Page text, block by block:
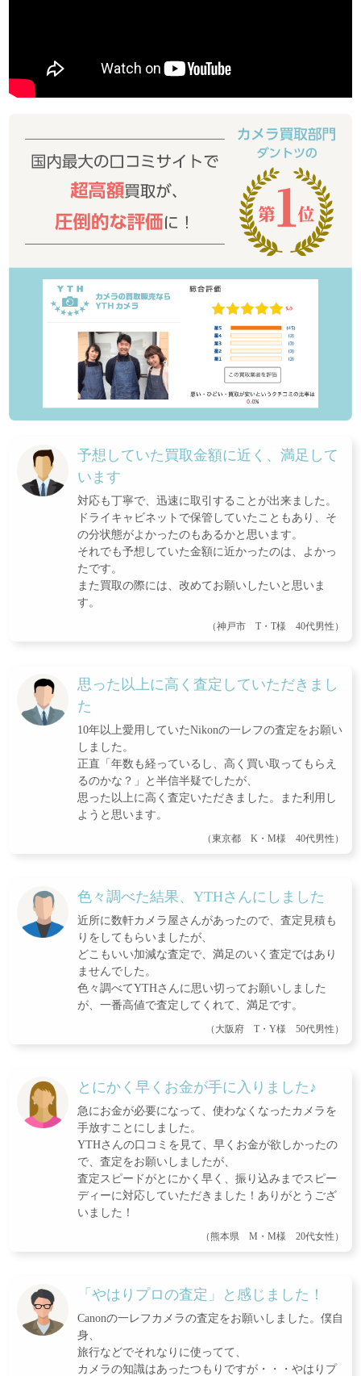
予想していた買取金額に近く、満足して
います
対応も丁寧で、迅速に取引することが出来ました。
ドライキャビネットで保管していたこともあり、そ
の分状態がよかったのもあるかと思います。
それでも予想していた金額に近かったのは、よかっ
たです。
また買取の際には、改めてお願いしたいと思いま
す。
（神戸市 T・T様 40代男性）
思った以上に高く査定していただきまし
た
10年以上愛用していたNikonの一レフの査定をお願い
しました。
正直「年数も経っているし、高く買い取ってもらえ
るのかな？」と半信半疑でしたが、
思った以上に高く査定いただきました。また利用し
ようと思います。
（東京都 K・M様 40代男性）
色々調べた結果、YTHさんにしました
近所に数軒カメラ屋さんがあったので、査定見積も
りをしてもらいましたが、
どこもいい加減な査定で、満足のいく査定ではあり
ませんでした。
色々調べてYTHさんに思い切ってお願いしました
が、一番高値で査定してくれて、満足です。
（大阪府 T・Y様 50代男性）
とにかく早くお金が手に入りました♪
急にお金が必要になって、使わなくなったカメラを
手放すことにしました。
YTHさんの口コミを見て、早くお金が欲しかったの
で、査定をお願いしましたが、
査定スピードがとにかく早く、振り込みまでスピー
ディーに対応していただきました！ありがとうござ
いました！
（熊本県 M・M様 20代女性）
「やはりプロの査定」と感じました！
Canonの一レフカメラの査定をお願いしました。僕自
身、
旅行などでそれなりに使ってて、
カメラの知識はあったつもりですが・・・やはりプ